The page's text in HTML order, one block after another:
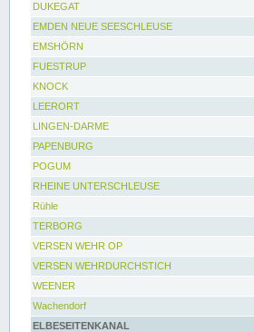
DUKEGAT
EMDEN NEUE SEESCHLEUSE
EMSHÖRN
FUESTRUP
KNOCK
LEERORT
LINGEN-DARME
PAPENBURG
POGUM
RHEINE UNTERSCHLEUSE
Rühle
TERBORG
VERSEN WEHR OP
VERSEN WEHRDURCHSTICH
WEENER
Wachendorf
ELBESEITENKANAL